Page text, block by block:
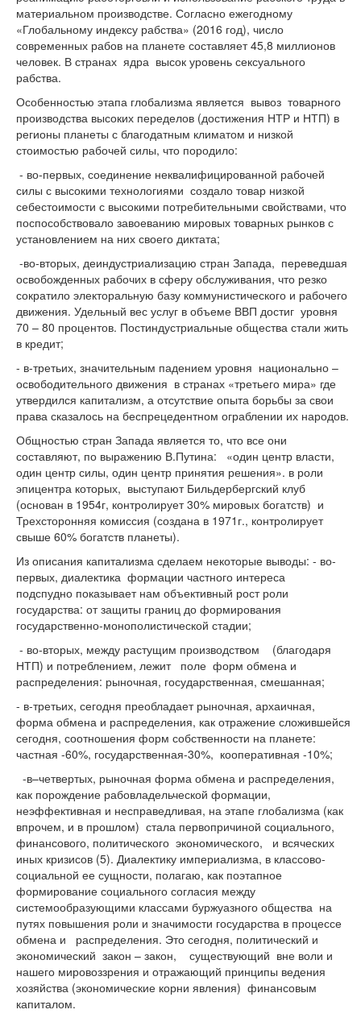
материальном производстве. Согласно ежегодному
«Глобальному индексу рабства» (2016 год), число
современных рабов на планете составляет 45,8 миллионов
человек. В странах ядра высок уровень сексуального
рабства.
Особенностью этапа глобализма является вывоз товарного
производства высоких переделов (достижения НТР и НТП) в
регионы планеты с благодатным климатом и низкой
стоимостью рабочей силы, что породило:
- во-первых, соединение неквалифицированной рабочей
силы с высокими технологиями создало товар низкой
себестоимости с высокими потребительными свойствами, что
поспособствовало завоеванию мировых товарных рынков с
установлением на них своего диктата;
-во-вторых, деиндустриализацию стран Запада, переведшая
освобожденных рабочих в сферу обслуживания, что резко
сократило электоральную базу коммунистического и рабочего
движения. Удельный вес услуг в объеме ВВП достиг уровня
70 – 80 процентов. Постиндустриальные общества стали жить
в кредит;
- в-третьих, значительным падением уровня национально –
освободительного движения в странах «третьего мира» где
утвердился капитализм, а отсутствие опыта борьбы за свои
права сказалось на беспрецедентном ограблении их народов.
Общностью стран Запада является то, что все они
составляют, по выражению В.Путина: «один центр власти,
один центр силы, один центр принятия решения». в роли
эпицентра которых, выступают Бильдербергский клуб
(основан в 1954г, контролирует 30% мировых богатств) и
Трехсторонняя комиссия (создана в 1971г., контролирует
свыше 60% богатств планеты).
Из описания капитализма сделаем некоторые выводы: - во-
первых, диалектика формации частного интереса
подспудно показывает нам объективный рост роли
государства: от защиты границ до формирования
государственно-монополистической стадии;
- во-вторых, между растущим производством (благодаря
НТП) и потреблением, лежит поле форм обмена и
распределения: рыночная, государственная, смешанная;
- в-третьих, сегодня преобладает рыночная, архаичная,
форма обмена и распределения, как отражение сложившейся
сегодня, соотношения форм собственности на планете:
частная -60%, государственная-30%, кооперативная -10%;
-в–четвертых, рыночная форма обмена и распределения,
как порождение рабовладельческой формации,
неэффективная и несправедливая, на этапе глобализма (как
впрочем, и в прошлом) стала первопричиной социального,
финансового, политического экономического, и всяческих
иных кризисов (5). Диалектику империализма, в классово-
социальной ее сущности, полагаю, как поэтапное
формирование социального согласия между
системообразующими классами буржуазного общества на
путях повышения роли и значимости государства в процессе
обмена и распределения. Это сегодня, политический и
экономический закон – закон, существующий вне воли и
нашего мировоззрения и отражающий принципы ведения
хозяйства (экономические корни явления) финансовым
капиталом.